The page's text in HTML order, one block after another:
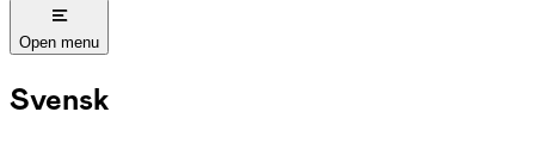
Open menu
Svensk